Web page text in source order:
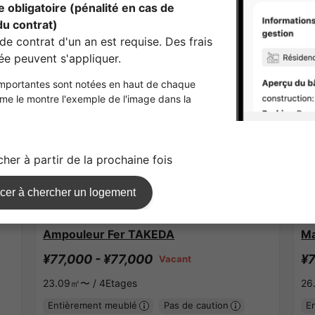
Sharehouses à Saitama
APARTMENT
Ampouleur Fer TAKEDA
¥77,000 - ¥77,000 Vacant
23.09㎡〜 / 4Etages
Entièrement meublé Pas de caution